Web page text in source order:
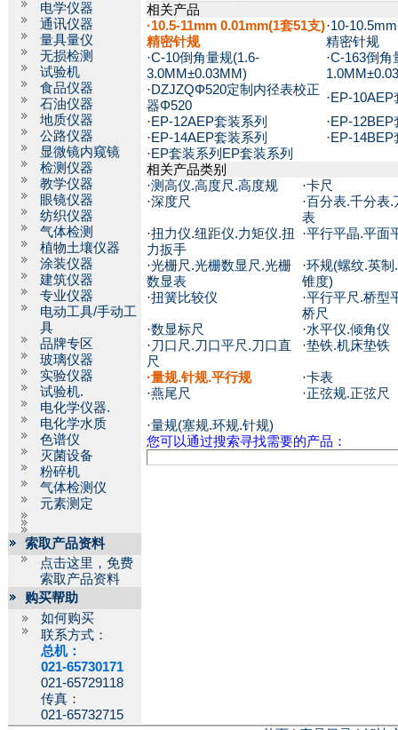
电学仪器
通讯仪器
量具量仪
无损检测
试验机
食品仪器
石油仪器
地质仪器
公路仪器
显微镜内窥镜
检测仪器
教学仪器
眼镜仪器
纺织仪器
气体检测
植物土壤仪器
涂装仪器
建筑仪器
专业仪器
电动工具/手动工
具
品牌专区
玻璃仪器
实验仪器
试验机.
电化学仪器.
电化学水质
色谱仪
灭菌设备
粉碎机
气体检测仪
元素测定
索取产品资料
点击这里，免费
索取产品资料
购买帮助
如何购买
联系方式：
总机：
021-65730171
021-65729118
传真：
021-65732715
相关产品
·10.5-11mm 0.01mm(1套51支)
精密针规
·10-
精密针规
·C-10倒角量规(1.6-
3.0MM±0.03MM)
·C-163倒角
·DZJZQΦ520定制内径表校正
器Φ520
·EP-10AEP
·EP-12AEP套装系列 ·EP-12BEP
·EP-14AEP套装系列 ·EP-14BEP
·EP套装系列EP套装系列
相关产品类别
·测高仪.高度尺.高度规 ·卡尺
·深度尺 ·百分表.千分表.
表
·扭力仪.纽距仪.力矩仪.扭
力扳手
·平行平晶.平面
·光栅尺.光栅数显尺.光栅
数显表
·环规(螺纹.英制
锥度)
·扭簧比较仪 ·平行平尺.桥型
桥尺
·数显标尺 ·水平仪.倾角仪
·刀口尺.刀口平尺.刀口直
尺
·垫铁.机床垫铁
·量规.针规.平行规 ·卡表
·燕尾尺 ·正弦规.正弦尺
·量规(塞规.环规.针规)
您可以通过搜索寻找需要的产品：